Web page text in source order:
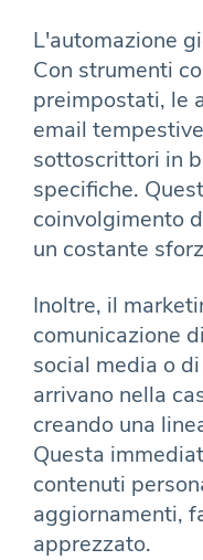
L'automazione
Con strumenti
preimpostati, le
email
sottoscrittori in
specifiche.
coinvolgimento
un costante
Inoltre, il
comunicazione
social media o
arrivano nella
creando una
Questa
contenuti
aggiornamenti,
apprezzato.